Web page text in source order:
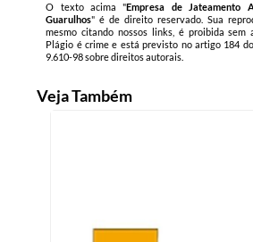
O texto acima "Empresa de Jateamento
Guarulhos" é de direito reservado. Sua
mesmo citando nossos links, é proibida sem
Plágio é crime e está previsto no artigo 184
9.610-98 sobre direitos autorais
Veja Também